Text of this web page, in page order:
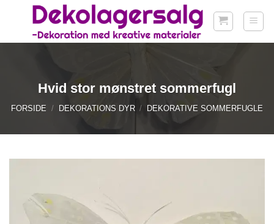
Fortsæt
Hvid stor mønstret sommerfugl
FORSIDE / DEKORATIONS DYR / DEKORATIVE SOMMERFUGLE